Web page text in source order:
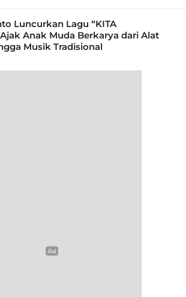
Luncurkan Lagu “KITA
Ajak Anak Muda Berkarya dari Alat
Musik Tradisional